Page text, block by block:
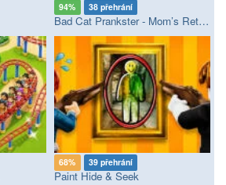
94% 38 přehrání
Bad Cat Prankster - Mom’s Return
68% 39 přehrání
Paint Hide & Seek